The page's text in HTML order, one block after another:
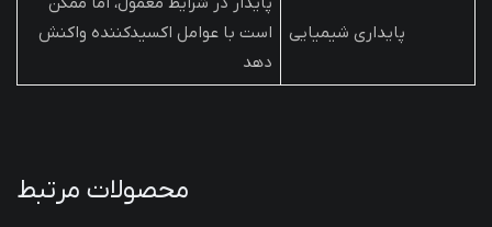
پایداری شیمیایی
است با عوامل اکسیدکننده واکنش
دهد
محصولات مرتبط